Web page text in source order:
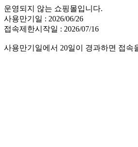
운영되지 않는 쇼핑몰입니다.
사용만기일 : 2026/06/26
접속제한시작일 : 2026/07/16
사용만기일에서 20일이 경과하면 접속